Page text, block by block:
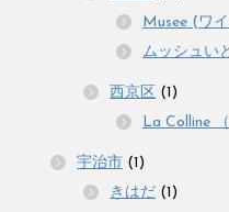
Musee (ワ
ムッシュい
西京区 (1)
La Colline
宇治市 (1)
きはだ (1)